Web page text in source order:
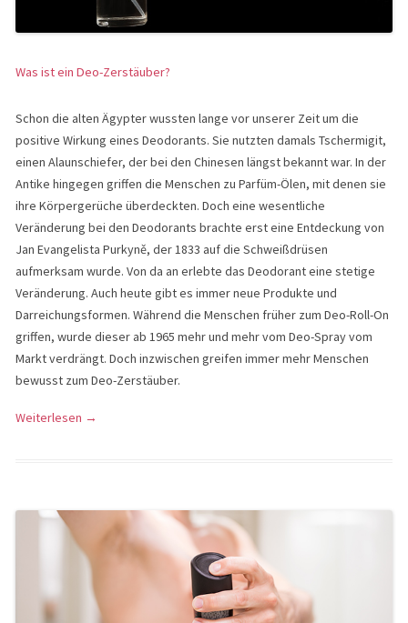
Was ist ein Deo-Zerstäuber?
Schon die alten Ägypter wussten lange vor unserer Zeit um die
positive Wirkung eines Deodorants. Sie nutzten damals Tschermigit,
einen Alaunschiefer, der bei den Chinesen längst bekannt war. In der
Antike hingegen griffen die Menschen zu Parfüm-Ölen, mit denen sie
ihre Körpergerüche überdeckten. Doch eine wesentliche
Veränderung bei den Deodorants brachte erst eine Entdeckung von
Jan Evangelista Purkyně, der 1833 auf die Schweißdrüsen
aufmerksam wurde. Von da an erlebte das Deodorant eine stetige
Veränderung. Auch heute gibt es immer neue Produkte und
Darreichungsformen. Während die Menschen früher zum Deo-Roll-On
griffen, wurde dieser ab 1965 mehr und mehr vom Deo-Spray vom
Markt verdrängt. Doch inzwischen greifen immer mehr Menschen
bewusst zum Deo-Zerstäuber.
Weiterlesen →